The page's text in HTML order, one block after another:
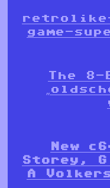
game-
The 8-
New
Storey,
A